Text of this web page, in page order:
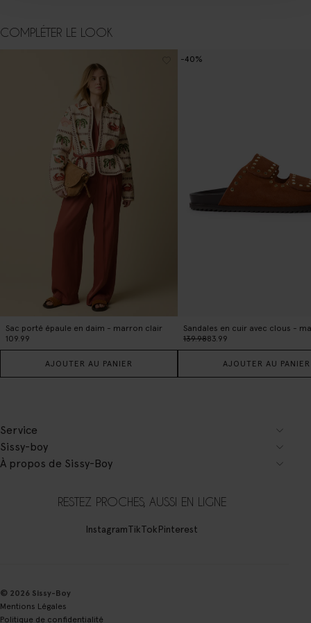
COMPLÉTER LE LOOK
Sac porté épaule en daim - marron clair
109.99
AJOUTER AU PANIER
Sandales en cuir avec clous -
139.9883.99
-40%
AJOUTER AU PANIER
Service
Sissy-boy
À propos de Sissy-Boy
RESTEZ PROCHES, AUSSI EN LIGNE
InstagramTikTokPinterest
© 2026 Sissy-Boy
Mentions Légales
Politique de confidentialité